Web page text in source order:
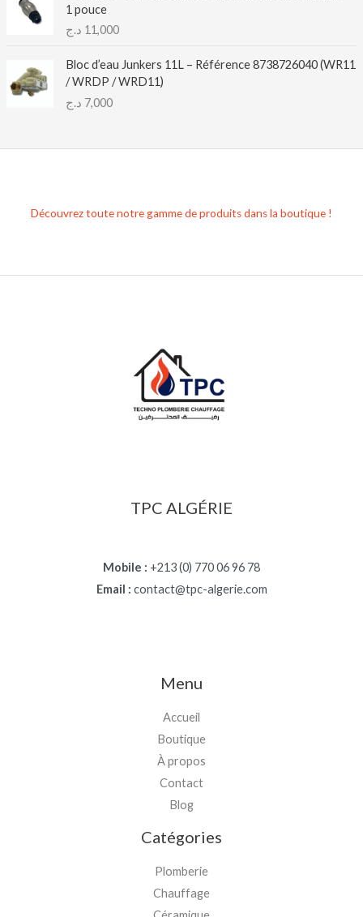
1 pouce
11,000 د.ج
Bloc d’eau Junkers 11L – Référence 8738726040 (WR11
/ WRDP / WRD11)
7,000 د.ج
Découvrez toute notre gamme de produits dans la boutique !
TPC ALGÉRIE
Mobile : +213 (0) 770 06 96 78
Email : contact@tpc-algerie.com
Menu
Accueil
Boutique
À propos
Contact
Blog
Catégories
Plomberie
Chauffage